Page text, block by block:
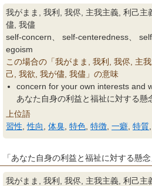
我がまま, 我利, 我侭, 主我主義, 利己主
儘, 我儘
self-concern、 self-centeredness、
egoism
この場合の「我がまま, 我利, 我侭, 主
己, 我欲, 我が儘, 我儘」の意味
concern for your own interests and
あなた自身の利益と福祉に対する懸
上位語
習性 ,性向 体臭 特色 特徴 一癖 特質
「あなた自身の利益と福祉に対する懸
我がまま, 我利, 我侭, 主我主義, 利己主